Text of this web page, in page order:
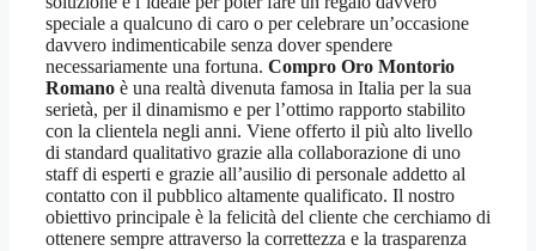
speciale a qualcuno di caro o per celebrare un’occasione
davvero indimenticabile senza dover spendere
necessariamente una fortuna. Compro Oro Montorio
Romano è una realtà divenuta famosa in Italia per la sua
serietà, per il dinamismo e per l’ottimo rapporto stabilito
con la clientela negli anni. Viene offerto il più alto livello
di standard qualitativo grazie alla collaborazione di uno
staff di esperti e grazie all’ausilio di personale addetto al
contatto con il pubblico altamente qualificato. Il nostro
obiettivo principale è la felicità del cliente che cerchiamo di
ottenere sempre attraverso la correttezza e la trasparenza